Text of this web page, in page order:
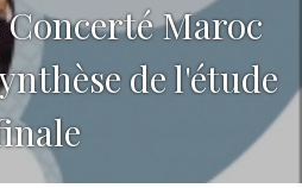
Maroc
de l'étude